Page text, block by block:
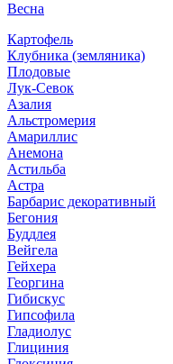
Весна
Картофель
Клубника (земляника)
Плодовые
Лук-Севок
Азалия
Альстромерия
Амариллис
Анемона
Астильба
Астра
Барбарис декоративный
Бегония
Буддлея
Вейгела
Гейхера
Георгина
Гибискус
Гипсофила
Гладиолус
Глициния